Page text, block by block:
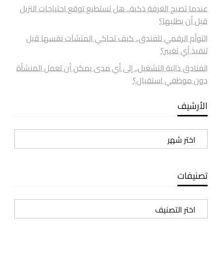
عندما تصبح الغرفة ذكية.. هل تستطيع توقع احتياجات النزيل
قبل أن يطلبها؟
التوأم الرقمي للفندق.. كيف تحاكي المنشآت نفسها قبل
تنفيذ أي تغيير؟
الفنادق ذاتية التشغيل.. إلى أي مدى يمكن أن تعمل المنشأة
دون موظفي استقبال؟
الأرشيف
الأرشيف
تصنيفات
تصنيفات